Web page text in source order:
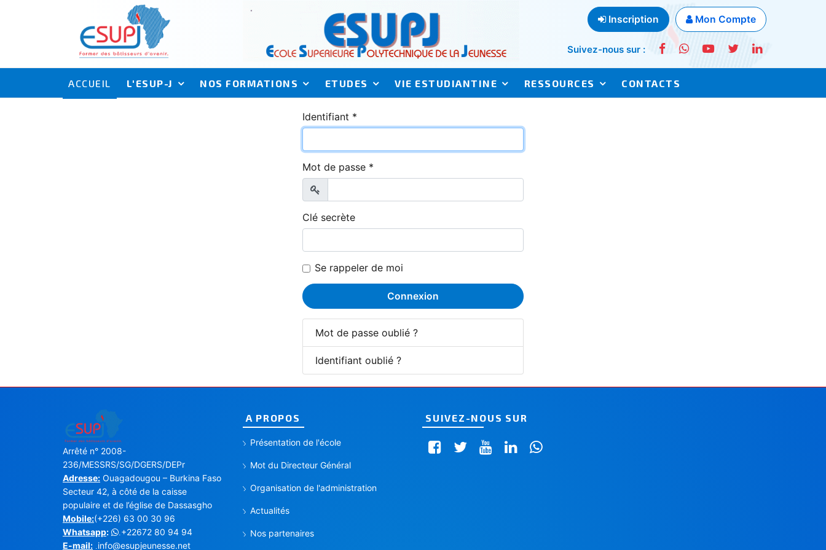
Inscription Mon Compte
Suivez-nous sur :
ACCUEIL L'ESUP-J NOS FORMATIONS ETUDES VIE ESTUDIANTINE RESSOURCES CONTACTS
Identifiant *
Mot de passe *
Afficher
Clé secrète
Se rappeler de moi
Connexion
Mot de passe oublié ?
Identifiant oublié ?
Arrêté n° 2008-
236/MESSRS/SG/DGERS/DEPr
Adresse: Ouagadougou – Burkina Faso
Secteur 42, à côté de la caisse
populaire et de l’église de Dassasgho
Mobile:(+226) 63 00 30 96
Whatsapp:
+22672 80 94 94
E-mail: info@esupjeunesse.net
A PROPOS
Présentation de l'école
Mot du Directeur Général
Organisation de l'administration
Actualités
Nos partenaires
SUIVEZ-NOUS SUR